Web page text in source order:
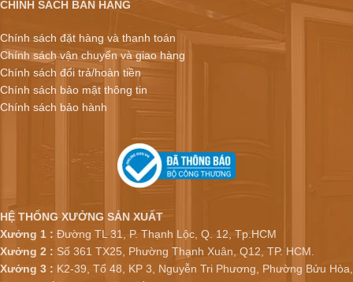
CHÍNH SÁCH BÁN HÀNG
Chính sách đặt hàng và thanh toán
Chính sách vận chuyển và giao hàng
Chính sách đổi trả/hoàn tiền
Chính sách bảo mật thông tin
Chính sách bảo hành
HỆ THỐNG XƯỞNG SẢN XUẤT
Xưởng 1 : Đường TL 31, P. Thạnh Lộc, Q. 12, Tp.HCM
Xưởng 2 : Số 361 TX25, Phường Thạnh Xuân, Q12, TP. HCM.
Xưởng 3 : K2-39, Tổ 48, KP 3, Nguyễn Tri Phương, Phường Bửu Hòa,